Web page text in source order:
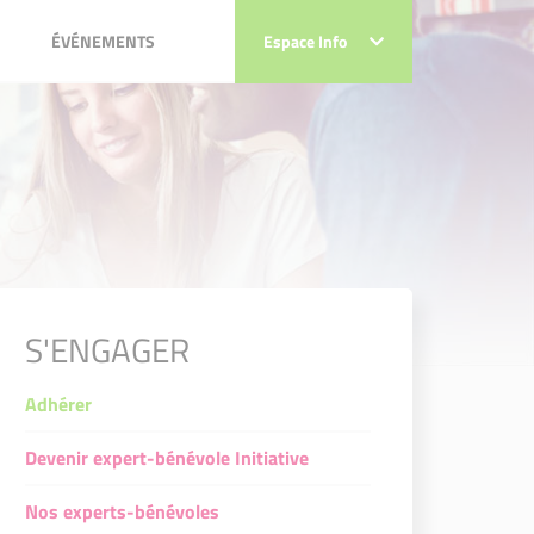
ÉVÉNEMENTS
Initiative Calvados
Espace Info
ÉVÉNEMENTS
Initiative Calvados
Espace Info
S'ENGAGER
Adhérer
Devenir expert-bénévole Initiative
Nos experts-bénévoles